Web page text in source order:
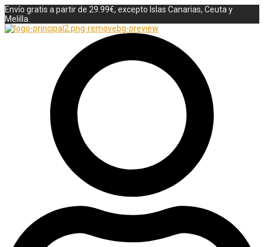
Envío gratis a partir de 29.99€, excepto Islas Canarias, Ceuta y
Melilla.